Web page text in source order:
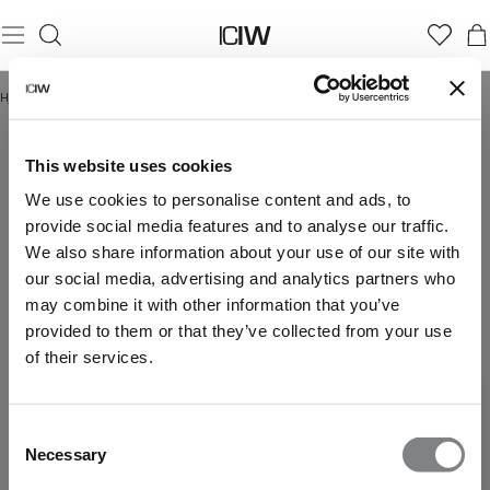
This website uses cookies
We use cookies to personalise content and ads, to
provide social media features and to analyse our traffic.
We also share information about your use of our site with
our social media, advertising and analytics partners who
may combine it with other information that you’ve
provided to them or that they’ve collected from your use
of their services.
Selection
Necessary
Hjem /
+50% SALE